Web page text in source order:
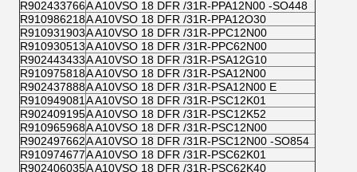
R902433766A A10VSO 18 DFR /31R-PPA12N00 -SO448
R910986218A A10VSO 18 DFR /31R-PPA12O30
R910931903A A10VSO 18 DFR /31R-PPC12N00
R910930513A A10VSO 18 DFR /31R-PPC62N00
R902443433A A10VSO 18 DFR /31R-PSA12G10
R910975818A A10VSO 18 DFR /31R-PSA12N00
R902437888A A10VSO 18 DFR /31R-PSA12N00 E
R910949081 A A10VSO 18 DFR /31R-PSC12K01
R902409195A A10VSO 18 DFR /31R-PSC12K52
R910965968A A10VSO 18 DFR /31R-PSC12N00
R902497662A A10VSO 18 DFR /31R-PSC12N00 -SO854
R910974677A A10VSO 18 DFR /31R-PSC62K01
R902406035A A10VSO 18 DFR /31R-PSC62K40